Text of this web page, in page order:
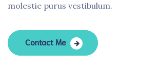
molestie purus vestibulum.
Contact Me